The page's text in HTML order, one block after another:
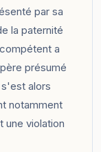
par sa
la paternité
a
présumé
alors
notamment
une violation